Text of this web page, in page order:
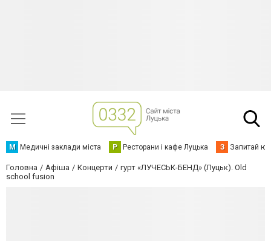
М Медичні заклади міста Р Ресторани і кафе Луцька З Запитай
Головна Афіша Концерти
гурт «ЛУЧЕСЬК-БЕНД» (Луцьк). Old
school fusion